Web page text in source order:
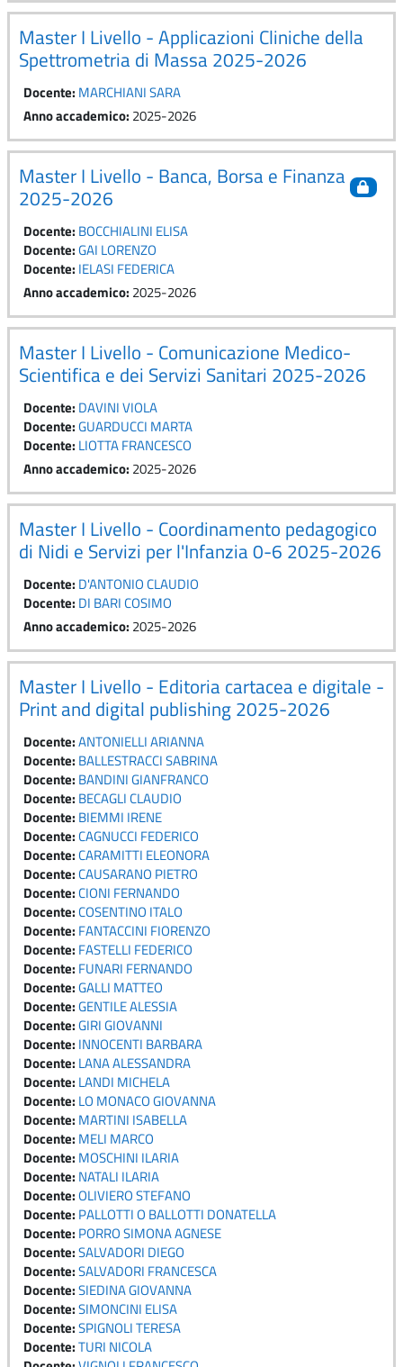
Master I Livello - Applicazioni Cliniche della
Spettrometria di Massa 2025-2026
Docente: MARCHIANI SARA
Anno accademico: 2025-2026
Master I Livello - Banca, Borsa e Finanza
2025-2026
Docente: BOCCHIALINI ELISA
Docente:GAI LORENZO
Docente: IELASI FEDERICA
Anno accademico: 2025-2026
Master I Livello - Comunicazione Medico-
Scientifica e dei Servizi Sanitari 2025-2026
Docente: DAVINI VIOLA
Docente:GUARDUCCI MARTA
Docente: LIOTTA FRANCESCO
Anno accademico: 2025-2026
Master I Livello - Coordinamento pedagogico
di Nidi e Servizi per l'Infanzia 0-6 2025-2026
Docente: D'ANTONIO CLAUDIO
Docente: DI BARI COSIMO
Anno accademico: 2025-2026
Master I Livello - Editoria cartacea e digitale -
Print and digital publishing 2025-2026
Docente:ANTONIELLI ARIANNA
Docente: BALLESTRACCI SABRINA
Docente: BANDINI GIANFRANCO
Docente: BECAGLI CLAUDIO
Docente: BIEMMI IRENE
Docente:CAGNUCCI FEDERICO
Docente:CARAMITTI ELEONORA
Docente:CAUSARANO PIETRO
Docente:CIONI FERNANDO
Docente:COSENTINO ITALO
Docente: FANTACCINI FIORENZO
Docente: FASTELLI FEDERICO
Docente: FUNARI FERNANDO
Docente:GALLI MATTEO
Docente:GENTILE ALESSIA
Docente:GIRI GIOVANNI
Docente: INNOCENTI BARBARA
Docente: LANA ALESSANDRA
Docente: LANDI MICHELA
Docente: LO MONACO GIOVANNA
Docente: MARTINI ISABELLA
Docente: MELI MARCO
Docente: MOSCHINI ILARIA
Docente: NATALI ILARIA
Docente:OLIVIERO STEFANO
Docente: PALLOTTI O BALLOTTI DONATELLA
Docente: PORRO SIMONA AGNESE
Docente:SALVADORI DIEGO
Docente:SALVADORI FRANCESCA
Docente:SIEDINA GIOVANNA
Docente:SIMONCINI ELISA
Docente:SPIGNOLI TERESA
Docente:TURI NICOLA